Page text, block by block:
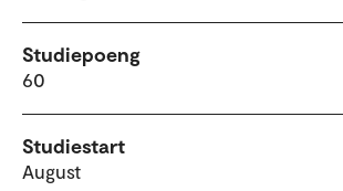
Studiepoeng
60
Studiestart
August